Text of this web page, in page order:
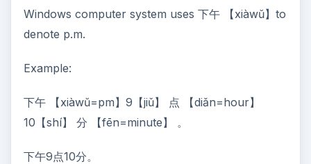
Windows computer system uses 下午 【xiàwŭ】to
denote p.m.
Example:
下午 【xiàwŭ=pm】9【jiǔ】 点 【diǎn=hour】
10【shí】 分 【fēn=minute】 。
下午9点10分。